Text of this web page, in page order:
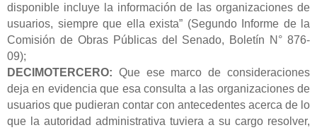
disponible incluye la información de las organizaciones de
usuarios, siempre que ella exista” (Segundo Informe de la
Comisión de Obras Públicas del Senado, Boletín N° 876-
09);
DECIMOTERCERO: Que ese marco de consideraciones
deja en evidencia que esa consulta a las organizaciones de
usuarios que pudieran contar con antecedentes acerca de lo
que la autoridad administrativa tuviera a su cargo resolver,